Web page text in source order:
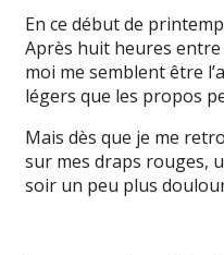
En ce début de
Après huit heures
moi me semblent être
légers que les propos
Mais dès que je me
sur mes draps rouges,
soir un peu plus